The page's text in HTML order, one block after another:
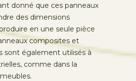
donné que ces panneaux
des dimensions
en une seule pièce
composites et
sont également utilisés à
comme dans la